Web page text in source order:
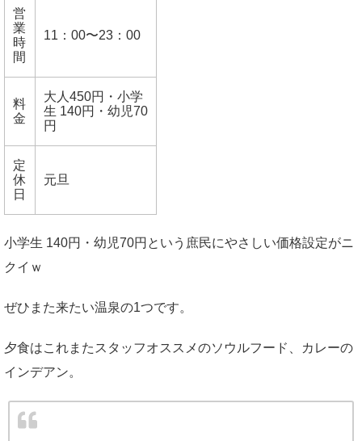
営
業
時
間
11：00〜23：00
料
金
大人450円・小学
生 140円・幼児70
円
定
休
日
元旦
小学生 140円・幼児70円という庶民にやさしい価格設定がニ
クイｗ
ぜひまた来たい温泉の1つです。
夕食はこれまたスタッフオススメのソウルフード、カレーの
インデアン。